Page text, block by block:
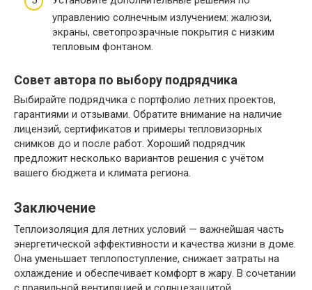
управлению солнечным излучением: жалюзи,
экраны, светопрозрачные покрытия с низким
тепловым фонтаном.
Совет автора по выбору подрядчика
Выбирайте подрядчика с портфолио летних проектов,
гарантиями и отзывами. Обратите внимание на наличие
лицензий, сертификатов и примеры тепловизорных
снимков до и после работ. Хороший подрядчик
предложит несколько вариантов решения с учётом
вашего бюджета и климата региона.
Заключение
Теплоизоляция для летних условий — важнейшая часть
энергетической эффективности и качества жизни в доме.
Она уменьшает теплопоступление, снижает затраты на
охлаждение и обеспечивает комфорт в жару. В сочетании